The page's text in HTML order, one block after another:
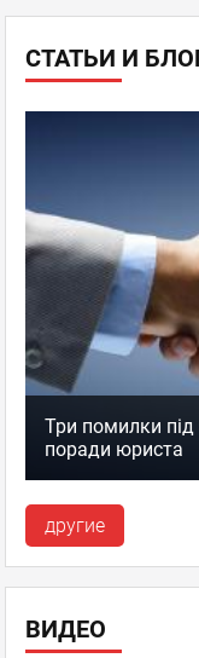
СТАТЬИ И
Три помилки
поради юриста
другие
ВИДЕО